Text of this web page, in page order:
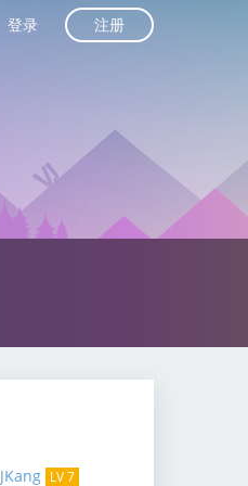
登录 注册
JKang LV 7